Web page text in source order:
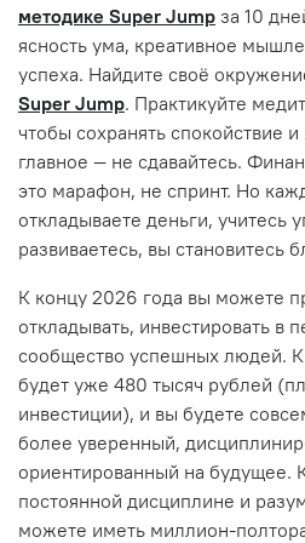
методике Super Jump за 10
ясность ума, креативное
успеха. Найдите своё
Super Jump. Практикуйте
чтобы сохранять спокойствие
главное — не сдавайтесь.
это марафон, не спринт. Но
откладываете деньги, учитесь
развиваетесь, вы становитесь
К концу 2026 года вы можете
откладывать, инвестировать в
сообщество успешных людей. К
будет уже 480 тысяч рублей
инвестиции), и вы будете
более уверенный,
ориентированный на будущее.
постоянной дисциплине и
можете иметь миллион-